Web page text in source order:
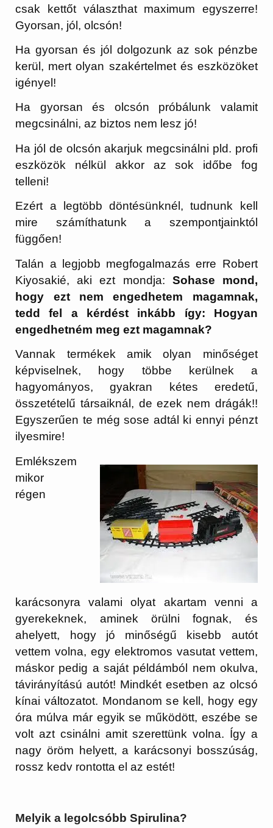
csak kettőt választhat maximum egyszerre!
Gyorsan, jól, olcsón!
Ha gyorsan és jól dolgozunk az sok pénzbe
kerül, mert olyan szakértelmet és eszközöket
igényel!
Ha gyorsan és olcsón próbálunk valamit
megcsinálni, az biztos nem lesz jó!
Ha jól de olcsón akarjuk megcsinálni pld. profi
eszközök nélkül akkor az sok időbe fog
telleni!
Ezért a legtöbb döntésünknél, tudnunk kell
mire számíthatunk a szempontjainktól
függően!
Talán a legjobb megfogalmazás erre Robert
Kiyosakié, aki ezt mondja: Sohase mond,
hogy ezt nem engedhetem magamnak,
tedd fel a kérdést inkább így: Hogyan
engedhetném meg ezt magamnak?
Vannak termékek amik olyan minőséget
képviselnek, hogy többe kerülnek a
hagyományos, gyakran kétes eredetű,
összetételű társaiknál, de ezek nem drágák!!
Egyszerűen te még sose adtál ki ennyi pénzt
ilyesmire!
Emlékszem
mikor
régen
karácsonyra valami olyat akartam venni a
gyerekeknek, aminek örülni fognak, és
ahelyett, hogy jó minőségű kisebb autót
vettem volna, egy elektromos vasutat vettem,
máskor pedig a saját példámból nem okulva,
távirányítású autót! Mindkét esetben az olcsó
kínai változatot. Mondanom se kell, hogy egy
óra múlva már egyik se működött, eszébe se
volt azt csinálni amit szerettünk volna. Így a
nagy öröm helyett, a karácsonyi bosszúság,
rossz kedv rontotta el az estét!
Melyik a legolcsóbb Spirulina?